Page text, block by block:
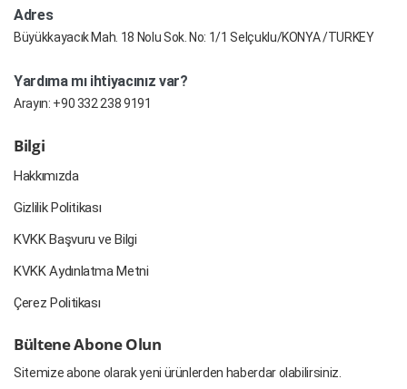
Adres
Büyükkayacık Mah. 18 Nolu Sok. No: 1/1 Selçuklu/KONYA /TURKEY
Yardıma mı ihtiyacınız var?
Arayın: +90 332 238 9191
Bilgi
Hakkımızda
Gizlilik Politikası
KVKK Başvuru ve Bilgi
KVKK Aydınlatma Metni
Çerez Politikası
Bültene Abone Olun
Sitemize abone olarak yeni ürünlerden haberdar olabilirsiniz.